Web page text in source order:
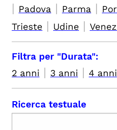
| Padova | Parma |
Trieste | Udine |
Filtra per "Durata":
2 anni | 3 anni | 4 anni
Ricerca testuale